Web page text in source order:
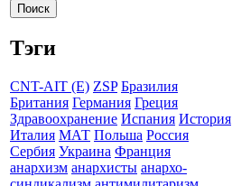
Тэги
CNT-AIT (E) ZSP Бразилия
Британия Германия Греция
Здравоохранение Испания История
Италия МАТ Польша Россия
Сербия Украина Франция
анархизм анархисты анархо-